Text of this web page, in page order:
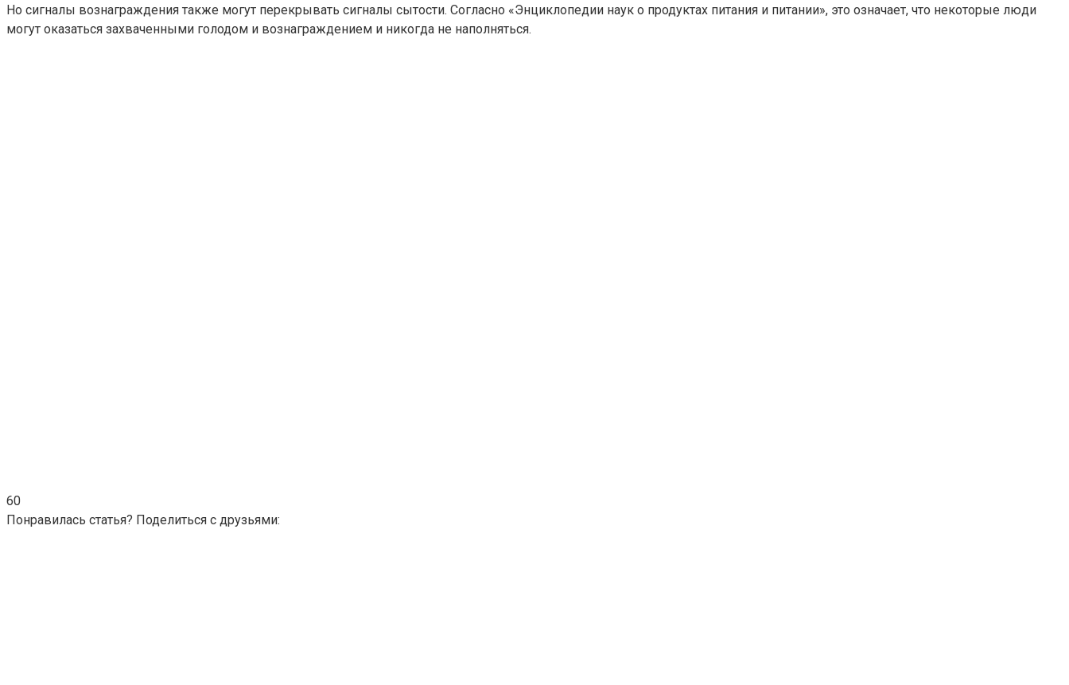
Но сигналы вознаграждения также могут перекрывать сигналы сытости. Согласно «Энциклопедии наук о продуктах питания и питании», это означает, что некоторые люди
могут оказаться захваченными голодом и вознаграждением и никогда не наполняться.
60
Понравилась статья? Поделиться с друзьями: